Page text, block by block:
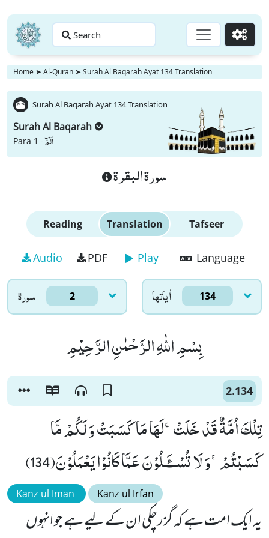
Search Go
Home ➤ Al-Quran ➤ Surah Al Baqarah Ayat 134 Translation
Surah Al Baqarah Ayat 134 Translation
Surah Al Baqarah
Para 1 -الٓمّٓ
سورة البقرة
Reading Translation Tafseer
Audio PDF Play Language
سورۃ 2 اٰياتها 134
بِسْمِ اللّٰهِ الرَّحْمٰنِ الرَّحِیْمِ
2.134
تِلْكَ اُمَّةٌ قَدْ خَلَتْۚ-لَهَا مَا كَسَبَتْ وَ لَكُمْ مَّا
كَسَبْتُمْۚ-وَ لَا تُسْــٴَـلُوْنَ عَمَّا كَانُوْا یَعْمَلُوْنَ(134)
Kanz ul Iman Kanz ul Irfan
یہ ایک امت ہے کہ گزرچکی ان کے لیے ہے جو انہوں